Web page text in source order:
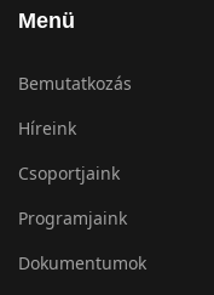
Menü
Bemutatkozás
Híreink
Csoportjaink
Programjaink
Dokumentumok